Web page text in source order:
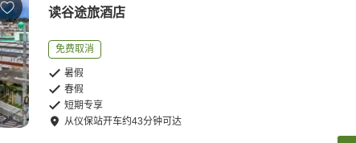
读谷途旅酒店
免费取消
暑假
春假
短期专享
从仪保站开车约43分钟可达